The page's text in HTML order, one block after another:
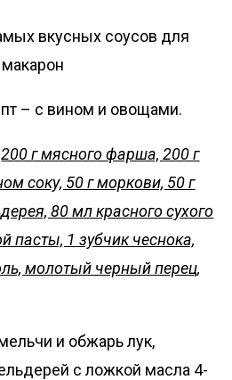
– с вином и овощами.
200 г мясного фарша, 200 г
соку, 50 г моркови, 50 г
80 мл красного сухого
пасты, 1 зубчик чеснока,
молотый черный перец,
и обжарь лук,
с ложкой масла 4-